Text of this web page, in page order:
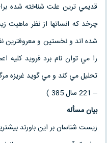
قديمي ترين علت شناخته شده
چرخد كه انساتها از نظر ماهيت
شده اند و نخستين و معروفترين
را مي توان نام برد فرويد كليه
تحليل مي كند و مي گويد غريزه
– 221 سال 385 )
بيان مسأله
زيست شناسان بر اين باورند